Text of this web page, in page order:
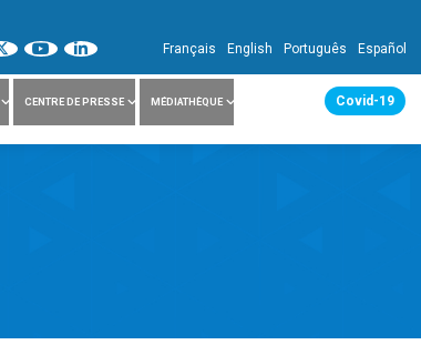
Français English Português Español
CENTRE DE PRESSE MÉDIATHÈQUE Covid-19